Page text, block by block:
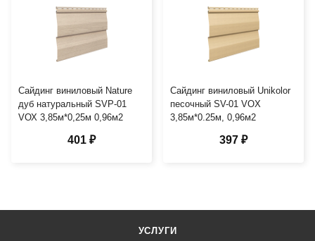
Сайдинг виниловый Nature
дуб натуральный SVP-01
VОХ 3,85м*0,25м 0,96м2
401 ₽
Сайдинг виниловый Unikolor
песочный SV-01 VOX
3,85м*0.25м, 0,96м2
397 ₽
УСЛУГИ